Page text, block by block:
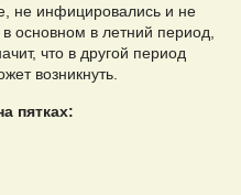
не инфицировались и не
основном в летний период,
что в другой период
возникнуть.
пятках: